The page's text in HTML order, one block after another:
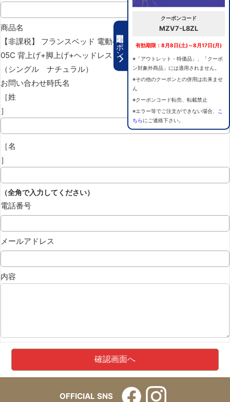
期間限定クーポン
クーポンコード
MZV7-L8ZL
有効期限：8月8日(土)～8月17日(月)
※「アウトレット・特価品」、「クーポ
ン対象外商品」には適用されません。
※その他のクーポンとの併用は出来ませ
ん
※クーポンコード転売、転載禁止
※エラー等でご注文ができない場合、
こ
ちらにご連絡下さい。
商品名
【非課税】 フランスベッド 電動ベッドフレーム グランサス GS-
05C 背上げ+脚上げ+ヘッドレスト+上下昇降 レッグA
（シングル ナチュラル）
お問い合わせ時氏名
［姓
］
［名
］
（全角で入力してください）
電話番号
メールアドレス
内容
OFFICIAL SNS